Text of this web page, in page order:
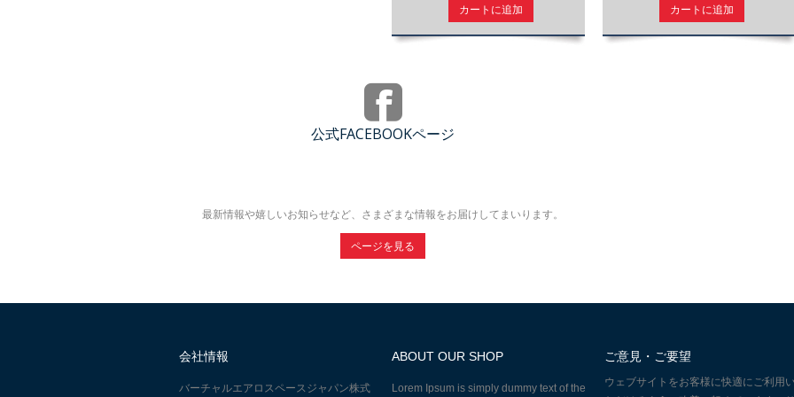
カートに追加 カートに追加
公式FACEBOOKページ
最新情報や嬉しいお知らせなど、さまざまな情報をお届けしてまいります。
ページを見る
会社情報
バーチャルエアロスペースジャパン株式
ABOUT OUR SHOP
Lorem Ipsum is simply dummy text of the
ご意見・ご要望
ウェブサイトをお客様に快適にご利用